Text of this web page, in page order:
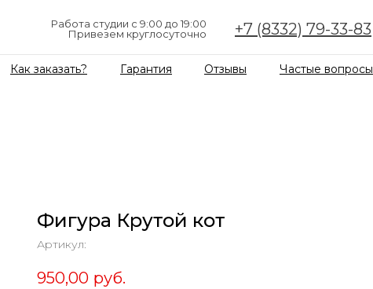
+7 (8332) 79-33-83
Работа студии с 9:00 до 19:00
Привезем круглосуточно
Как заказать? Гарантия Отзывы Частые вопросы
Фигура Крутой кот
Артикул:
950,00 руб.